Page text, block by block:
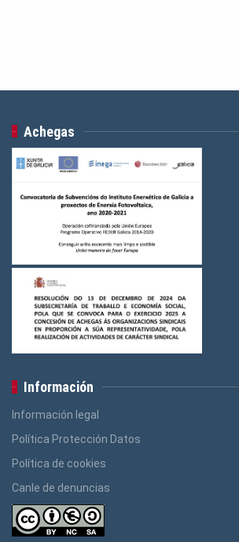
Achegas
Información
Información legal
Política Protección Datos
Política de cookies
Canle de denuncias